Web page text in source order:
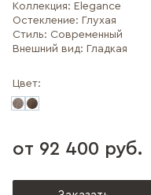
Коллекция: Elegance
Остекление: Глухая
Стиль: Современный
Внешний вид: Гладкая
Цвет:
от 92 400 руб.